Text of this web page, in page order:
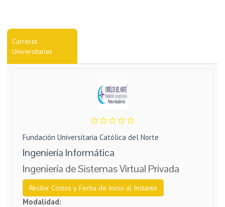
Carreras
Universitarias
Fundación Universitaria Católica del Norte
Ingeniería Informática
Ingeniería de Sistemas Virtual Privada
Recibir Costos y Fecha de Inicio al Instante
Modalidad: